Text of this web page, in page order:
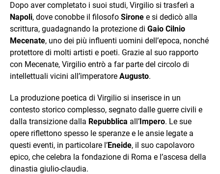
Dopo aver completato i suoi studi, Virgilio si trasferì a
Napoli, dove conobbe il filosofo Sirone e si dedicò alla
scrittura, guadagnando la protezione di Gaio Cilnio
Mecenate, uno dei più influenti uomini dell’epoca, nonché
protettore di molti artisti e poeti. Grazie al suo rapporto
con Mecenate, Virgilio entrò a far parte del circolo di
intellettuali vicini all’imperatore Augusto.
La produzione poetica di Virgilio si inserisce in un
contesto storico complesso, segnato dalle guerre civili e
dalla transizione dalla Repubblica all’Impero. Le sue
opere riflettono spesso le speranze e le ansie legate a
questi eventi, in particolare l’Eneide, il suo capolavoro
epico, che celebra la fondazione di Roma e l’ascesa della
dinastia giulio-claudia.